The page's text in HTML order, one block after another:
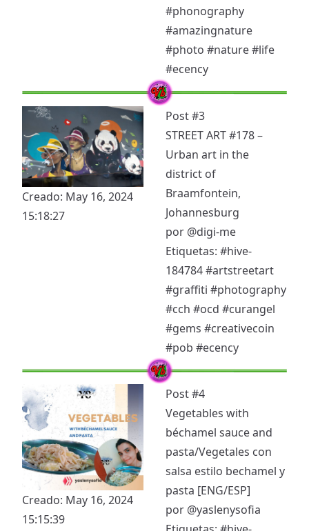
#phonography
#amazingnature
#photo #nature#life
#ecency
Creado: May 16, 2024
15:18:27
Post #3
STREET ART #178 –
Urban art in the
district of
Braamfontein,
Johannesburg
por @digi-me
Etiquetas: #hive-
184784#artstreetart
#graffiti #photography
#cch #ocd #curangel
#gems #creativecoin
#pob #ecency
Creado: May 16, 2024
15:15:39
Post #4
Vegetables with
béchamel sauce and
pasta/Vegetales con
salsa estilo bechamel y
pasta [ENG/ESP]
por @yaslenysofia